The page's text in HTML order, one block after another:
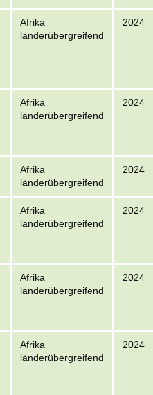
Afrika
länderübergreifend
2024
Afrika
länderübergreifend
2024
Afrika
länderübergreifend
2024
Afrika
länderübergreifend
2024
Afrika
länderübergreifend
2024
Afrika
länderübergreifend
2024